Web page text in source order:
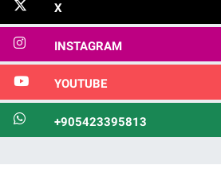
X
INSTAGRAM
YOUTUBE
+905423395813